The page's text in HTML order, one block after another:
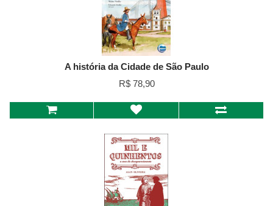
A história da Cidade de São Paulo
R$ 78,90